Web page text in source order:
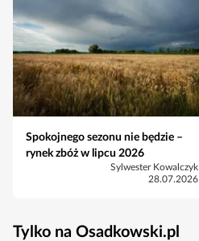
Spokojnego sezonu nie będzie –
rynek zbóż w lipcu 2026
Sylwester Kowalczyk
28.07.2026
Tylko na Osadkowski.pl